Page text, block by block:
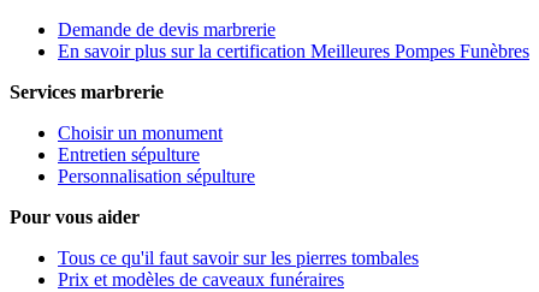
Demande de devis marbrerie
En savoir plus sur la certification Meilleures Pompes Funèbres
Services marbrerie
Choisir un monument
Entretien sépulture
Personnalisation sépulture
Pour vous aider
Tous ce qu'il faut savoir sur les pierres tombales
Prix et modèles de caveaux funéraires